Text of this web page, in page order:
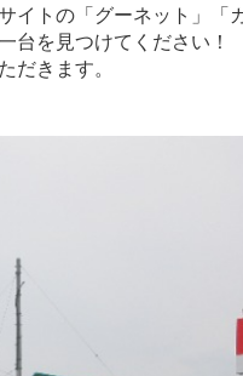
イトの「グーネット」「
台を見つけてください！
だきます。